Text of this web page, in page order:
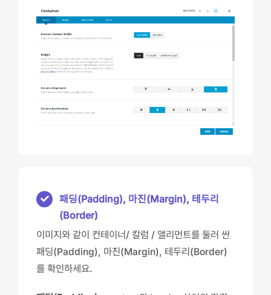
패딩(Padding), 마진(Margin), 테두리
(Border)
이미지와 같이 컨테이너/ 칼럼 / 앨리먼트를 둘러 싼
패딩(Padding), 마진(Margin), 테두리(Border)
를 확인하세요.